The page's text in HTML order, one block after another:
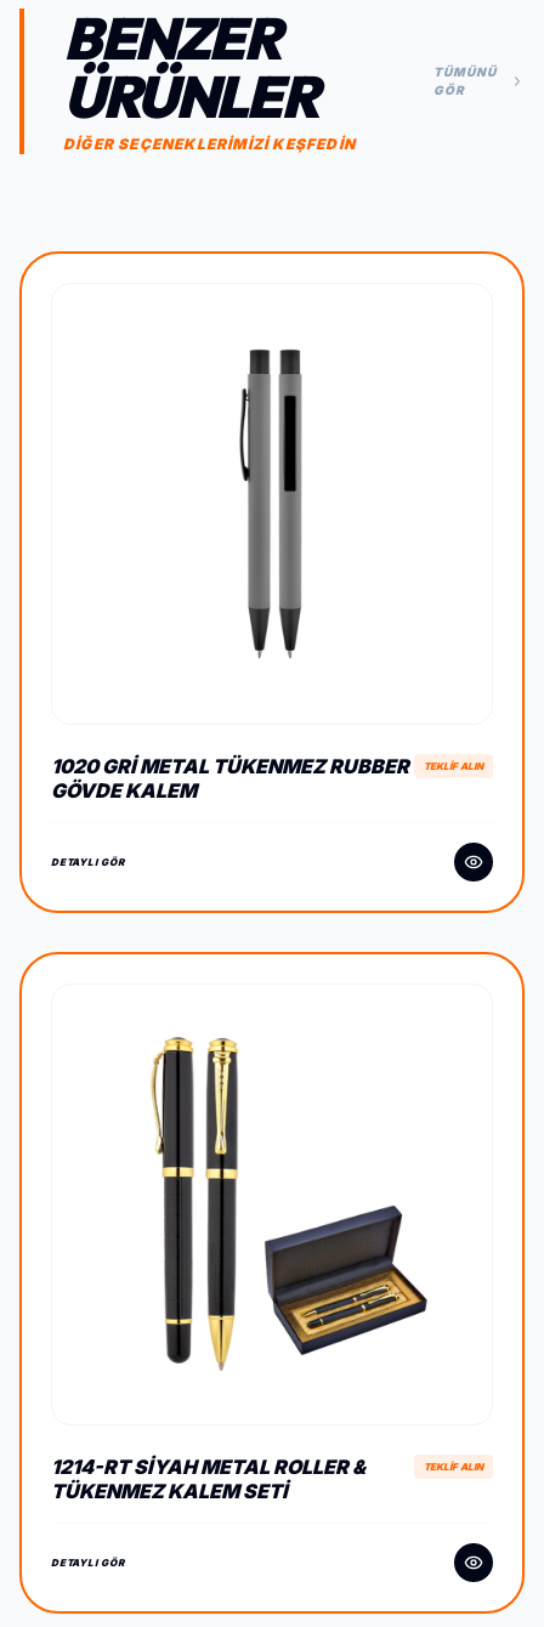
BENZER
ÜRÜNLER
DİĞER SEÇENEKLERİMİZİ KEŞFEDİN
TÜMÜNÜ
GÖR
1020 GRI METAL TÜKENMEZ RUBBER
GÖVDE KALEM
TEKLİF ALIN
DETAYLI GÖR
1214-RT SIYAH METAL ROLLER &
TÜKENMEZ KALEM SETI
TEKLİF ALIN
DETAYLI GÖR